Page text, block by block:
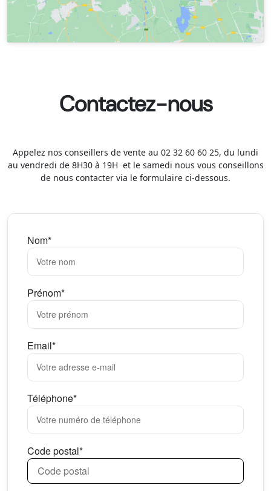
Contactez-nous
Appelez nos conseillers de vente au 02 32 60 60 25, du lundi
au vendredi de 8H30 à 19H et le samedi nous vous conseillons
de nous contacter via le formulaire ci-dessous.
Nom*
Prénom*
Email*
Téléphone*
Code postal*